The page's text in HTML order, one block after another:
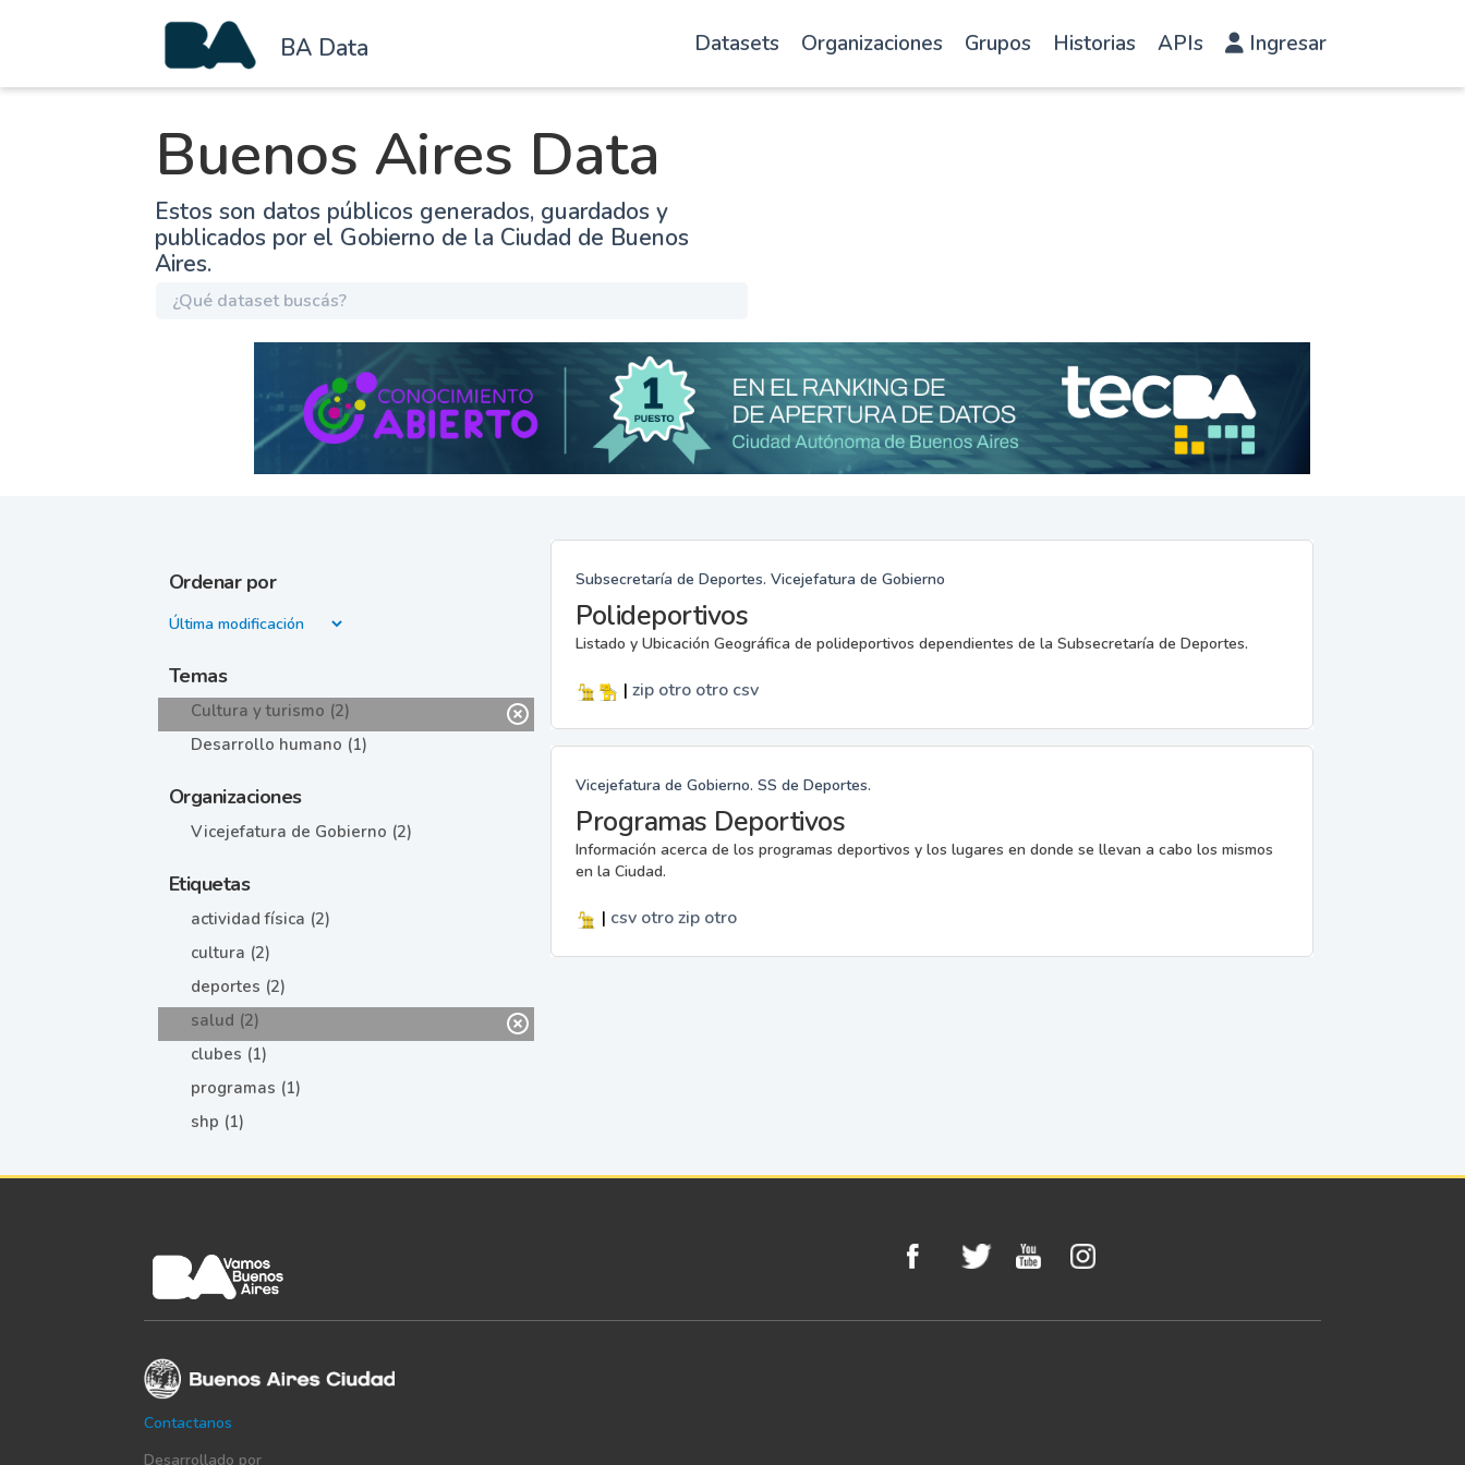
BA Data Datasets Organizaciones Grupos Historias APIs Ingresar
Buenos Aires Data
Estos son datos públicos generados, guardados y
publicados por el Gobierno de la Ciudad de Buenos
Aires.
Ordenar por
Temas
Cultura y turismo (2)
Desarrollo humano (1)
Organizaciones
Vicejefatura de Gobierno (2)
Etiquetas
actividad física (2)
cultura (2)
deportes (2)
salud (2)
clubes (1)
programas (1)
shp (1)
Subsecretaría de Deportes. Vicejefatura de Gobierno
Polideportivos
Listado y Ubicación Geográfica de polideportivos dependientes de la Subsecretaría de Deportes.
| zip otro otro csv
Vicejefatura de Gobierno. SS de Deportes.
Programas Deportivos
Información acerca de los programas deportivos y los lugares en donde se llevan a cabo los mismos
en la Ciudad.
| csv otrozip otro
Contactanos
Desarrollado por